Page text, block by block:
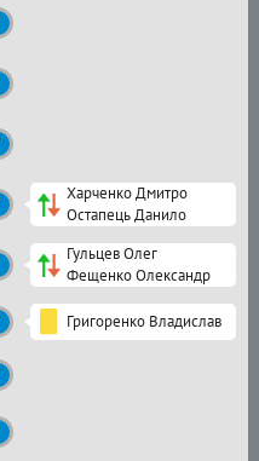
Харченко Дмитро
Остапець Данило
Гульцев Олег
Фещенко Олександр
Григоренко Владислав